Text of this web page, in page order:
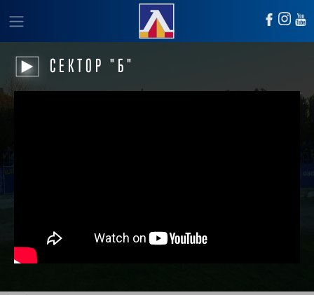
СЕКТОР "Б"